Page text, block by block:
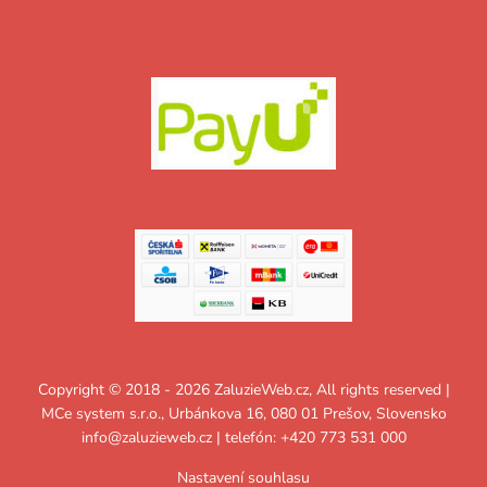
Copyright © 2018 - 2026 ZaluzieWeb.cz, All rights reserved |
MCe system s.r.o., Urbánkova 16, 080 01 Prešov, Slovensko
info@zaluzieweb.cz| telefón: +420 773 531 000
Nastavení souhlasu